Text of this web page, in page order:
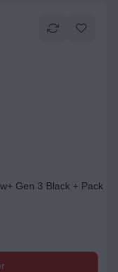
Gen 3 Black + Pack